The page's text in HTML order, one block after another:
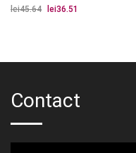
lei45.64
Prețul
lei36.51
Contact